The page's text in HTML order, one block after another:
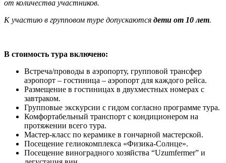
от количества участников.
К участию в групповом туре допускаются дети от 10 лет.
В стоимость тура включено:
Встреча/проводы в аэропорту, групповой трансфер
аэропорт – гостиница – аэропорт для каждого рейса.
Размещение в гостиницах в двухместных номерах с
завтраком.
Групповые экскурсии с гидом согласно программе тура.
Комфортабельный транспорт с кондиционером на
протяжении всего тура.
Мастер-класс по керамике в гончарной мастерской.
Посещение гелиокомплекса «Физика-Солнце».
Посещение виноградного хозяйства “Uzumfermer” и